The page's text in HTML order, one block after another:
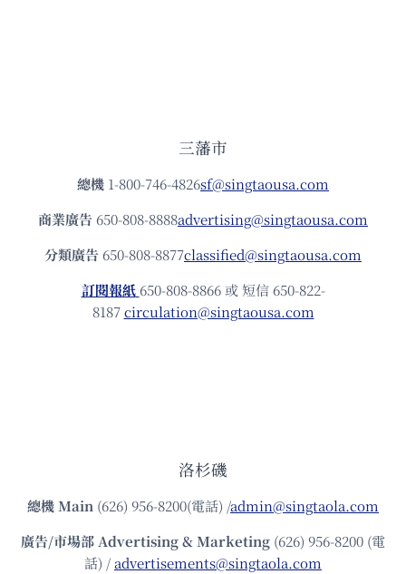
三藩市
總機 1-800-746-4826sf@singtaousa.com
商業廣告 650-808-8888advertising@singtaousa.com
分類廣告 650-808-8877classified@singtaousa.com
訂閱報紙 650-808-8866 或 短信 650-822-
8187circulation@singtaousa.com
洛杉磯
總機Main (626) 956-8200(電話) /admin@singtaola.com
廣告/市場部Advertising & Marketing (626) 956-8200 (電
話) /advertisements@singtaola.com